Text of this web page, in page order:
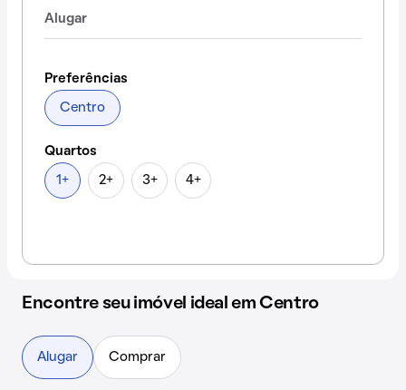
Alugar
Preferências
Centro
Quartos
1+ 2+ 3+ 4+
Encontre seu imóvel ideal em Centro
Alugar Comprar